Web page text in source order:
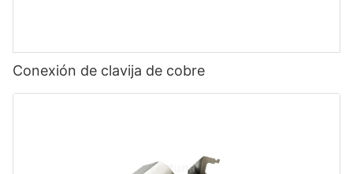
Conexión de clavija de cobre